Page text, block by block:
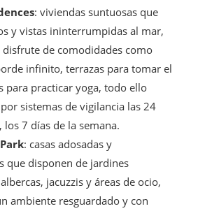
: viviendas suntuosas que
y vistas ininterrumpidas al mar,
de comodidades como
infinito, terrazas para tomar el
para practicar yoga, todo ello
sistemas de vigilancia las 24
los 7 días de la semana.
: casas adosadas y
que disponen de jardines
jacuzzis y áreas de ocio,
ambiente resguardado y con